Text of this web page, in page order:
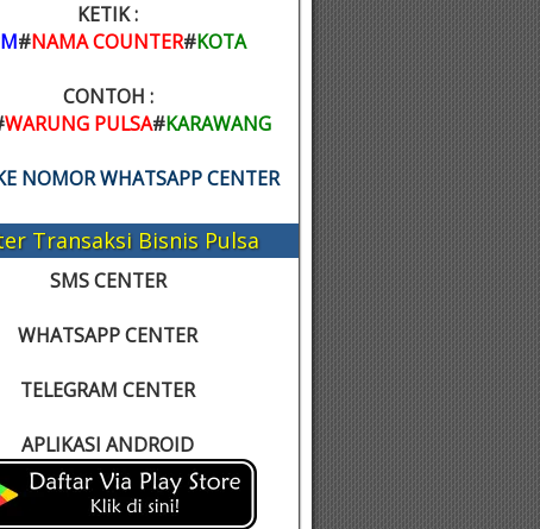
KETIK :
#NAMA COUNTER#KOTA
CONTOH :
WARUNG PULSA#KARAWANG
NOMOR WHATSAPP CENTER
Transaksi Bisnis Pulsa
SMS CENTER
WHATSAPP CENTER
TELEGRAM CENTER
APLIKASI ANDROID